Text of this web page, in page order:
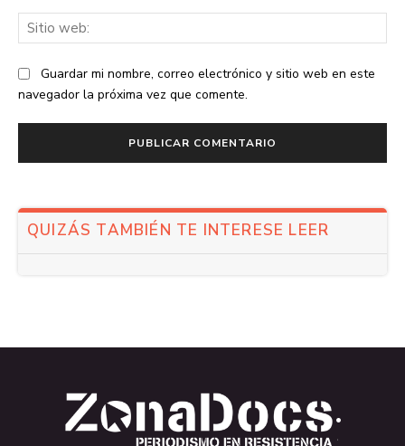
Guardar mi nombre, correo electrónico y sitio web en este
navegador la próxima vez que comente.
QUIZÁS TAMBIÉN TE INTERESE LEER
.
.